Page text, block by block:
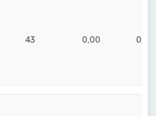
43 0,00 0,00